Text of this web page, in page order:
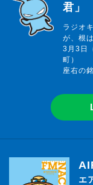
君」
ラジオ
が、根
3月3日
町）
座右の
エ